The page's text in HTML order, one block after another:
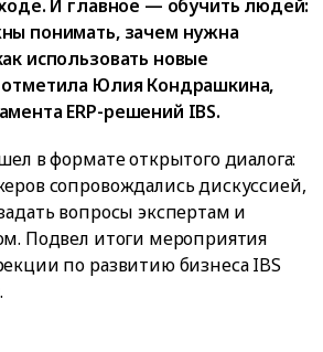
И главное — обучить людей:
понимать, зачем нужна
использовать новые
Юлия Кондрашкина,
ERP-решений IBS.
в формате открытого диалога:
сопровождались дискуссией,
вопросы экспертам и
Подвел итоги мероприятия
по развитию бизнеса IBS